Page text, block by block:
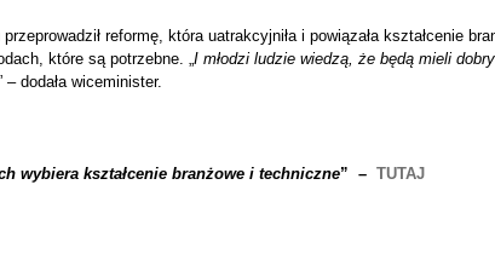
reformę, która uatrakcyjniła i powiązała kształcenie
które są potrzebne. „I młodzi ludzie wiedzą, że będą mieli
– dodała wiceminister.
wybiera kształcenie branżowe i techniczne” – TUTAJ